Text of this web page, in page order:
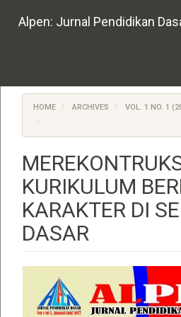
jump
Navigation
Main
Content
Alpen: Jurnal Pendidikan
HOME ARCHIVES VOL. 1 NO. 1
KURIKULUM
KARAKTER DI
DASAR
Article
Sidebar